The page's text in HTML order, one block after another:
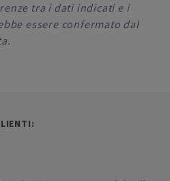
tra i dati indicati e i
essere confermato dal